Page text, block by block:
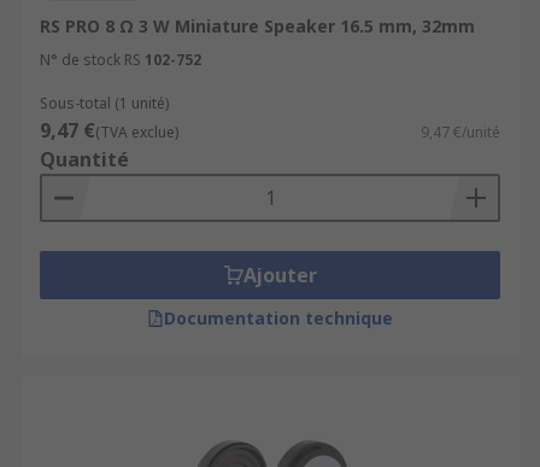
RS PRO 8 Ω 3 W Miniature Speaker 16.5 mm, 32mm
N° de stock RS 102-752
Sous-total (1 unité)
9,47 €(TVA exclue) 9,47 €/unité
Quantité
Ajouter
Documentation technique